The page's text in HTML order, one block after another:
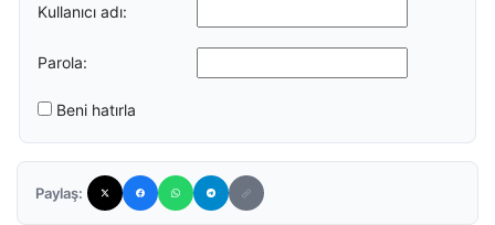
Kullanıcı adı:
Parola:
Beni hatırla
Paylaş: